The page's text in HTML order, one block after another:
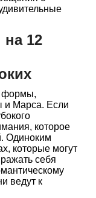
12
формы,
и Марса. Если
которое
Одиноким
которые могут
себя
ведут к